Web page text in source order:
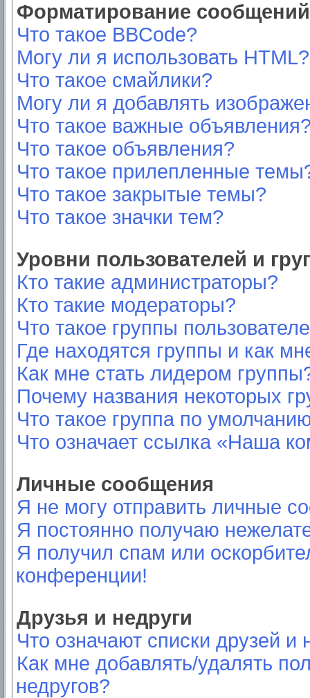
Форматирование
Что такое BBCode?
Могу ли я использовать HTML?
Что такое смайлики?
Могу ли я добавлять
Что такое важные
Что такое объявления?
Что такое прилепленные
Что такое закрытые темы?
Что такое значки тем?
Уровни пользователей и
Кто такие администраторы?
Кто такие модераторы?
Что такое группы
Где находятся группы и как
Как мне стать лидером
Почему названия некоторых
Что такое группа по
Что означает ссылка «Наша
Личные сообщения
Я не могу отправить личные
Я постоянно получаю
Я получил спам или
конференции!
Друзья и недруги
Что означают списки друзей и
Как мне добавлять/удалять
недругов?